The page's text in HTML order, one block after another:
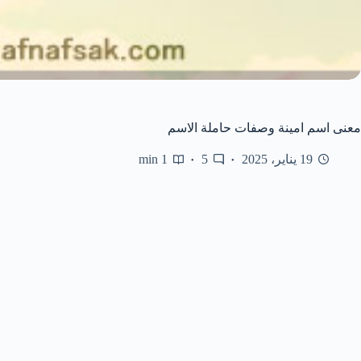
معنى اسم امينة وصفات حاملة الاسم
19 يناير، 2025 5
1 min